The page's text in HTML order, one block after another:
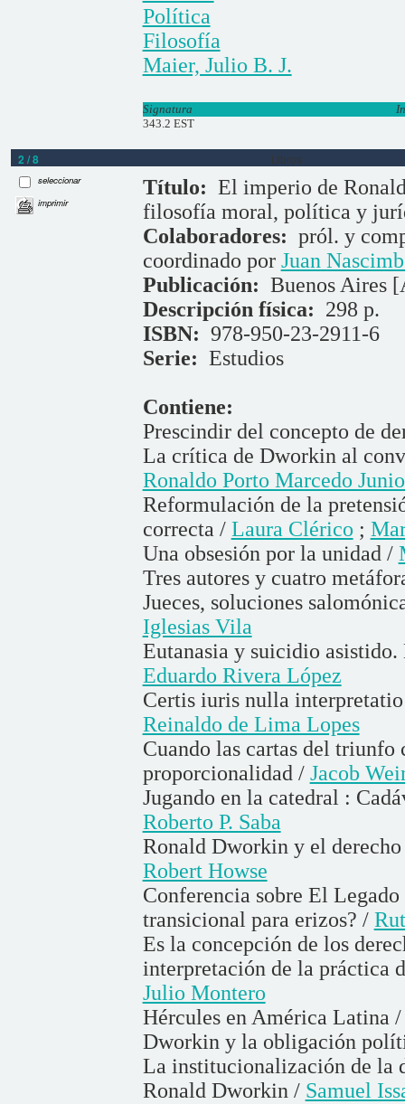
Política
Filosofía
Maier, Julio B. J.
Signatura
343.2 EST
2 / 8 Libros
seleccionar
imprimir
Título: El imperio de
filosofía moral, política y
Colaboradores: pról. y
coordinado por Juan
Publicación: Buenos Aires
Descripción física: 298 p.
ISBN: 978-950-23-2911-6
Serie: Estudios
Contiene:
Prescindir del concepto de
La crítica de Dworkin al
Ronaldo Porto Marcedo
Reformulación de la
correcta / Laura Clérico ;
Una obsesión por la unidad /
Tres autores y cuatro
Jueces, soluciones
Iglesias Vila
Eutanasia y suicidio
Eduardo Rivera López
Certis iuris nulla
Reinaldo de Lima Lopes
Cuando las cartas del
proporcionalidad / Jacob
Jugando en la catedral :
Roberto P. Saba
Ronald Dworkin y el
Robert Howse
Conferencia sobre El
transicional para erizos? /
Es la concepción de los
interpretación de la práctica
Julio Montero
Hércules en América Latina
Dworkin y la obligación
La institucionalización de la
Ronald Dworkin / Samuel